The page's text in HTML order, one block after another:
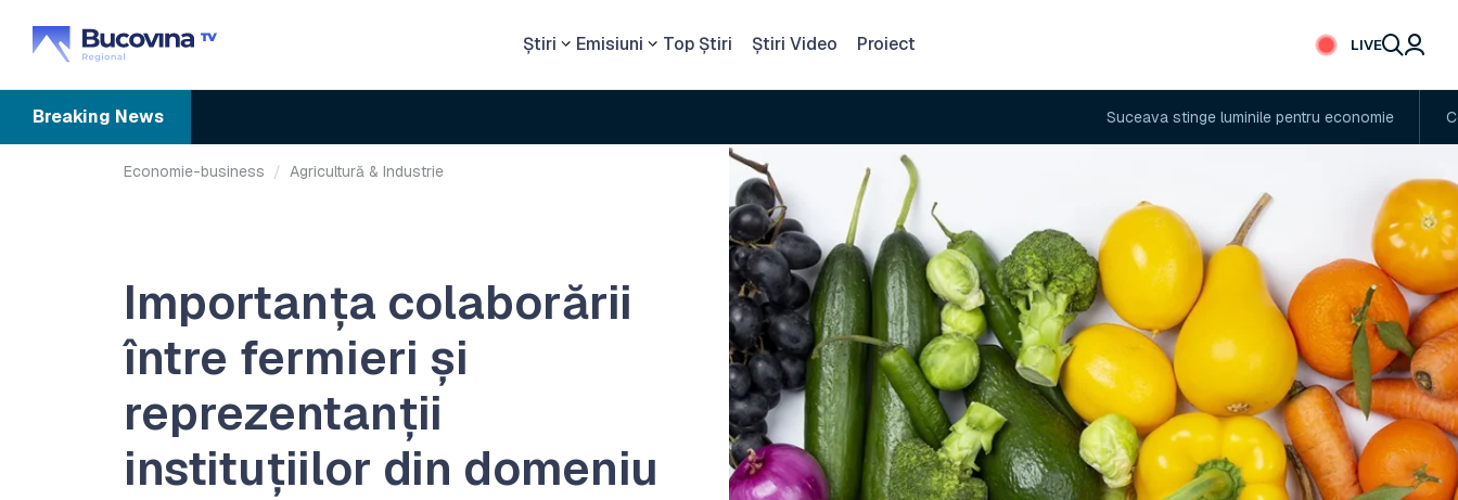
Știri Emisiuni Top Știri Știri Video Proiect LIVE
Breaking News Suceava stinge luminile pentru economie Cod
Economie-business Agricultură & Industrie
Importanța colaborării
între fermieri și
reprezentanții
instituțiilor din domeniu